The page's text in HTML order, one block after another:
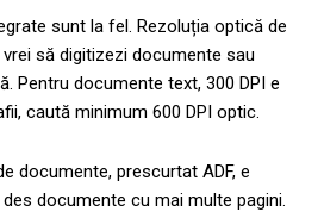
sunt la fel. Rezoluția optică de
să digitizezi documente sau
Pentru documente text, 300 DPI e
caută minimum 600 DPI optic.
documente, prescurtat ADF, e
documente cu mai multe pagini.